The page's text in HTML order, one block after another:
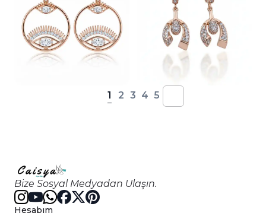
1 2 3 4 5
Bize Sosyal Medyadan Ulaşın.
Hesabım